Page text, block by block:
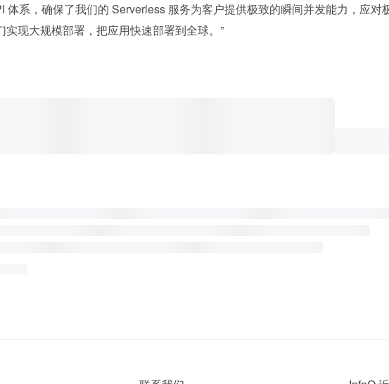
体系，确保了我们的 Serverless 服务为客户提供极致的瞬间并发能力，应对
现大规模部署，把应用快速部署到全球。”